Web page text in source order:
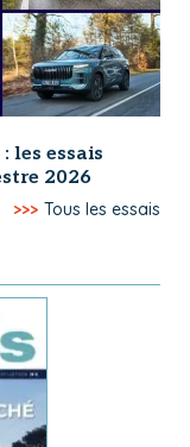
les essais
2026
>>> Tous les essais